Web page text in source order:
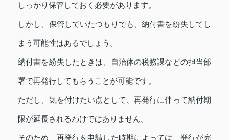
しっかり保管しておく必要があります。
しかし、保管していたつもりでも、納付書を紛失してし
まう可能性はあるでしょう。
納付書を紛失したときは、自治体の税務課などの担当部
署で再発行してもらうことが可能です。
ただし、気を付けたい点として、再発行に伴って納付期
限が延長されるわけではありません。
そのため、再発行を申請した時期によっては、発行が完